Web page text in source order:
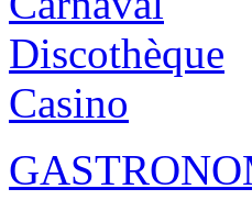
Discothèque
Casino